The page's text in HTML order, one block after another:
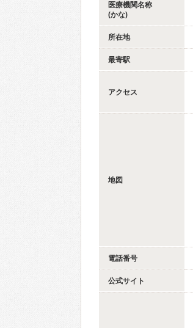
医療機関名称
(かな)
所在地
最寄駅
アクセス
地図
電話番号
公式サイト